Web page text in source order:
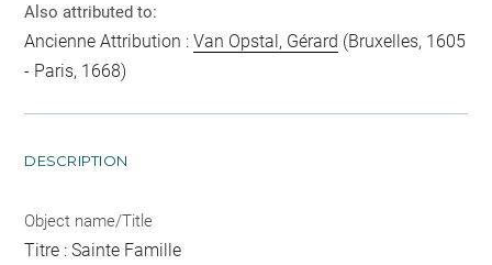
Also attributed to:
Ancienne Attribution :Van Opstal, Gérard (Bruxelles, 1605
- Paris, 1668)
DESCRIPTION
Object name/Title
Titre : Sainte Famille